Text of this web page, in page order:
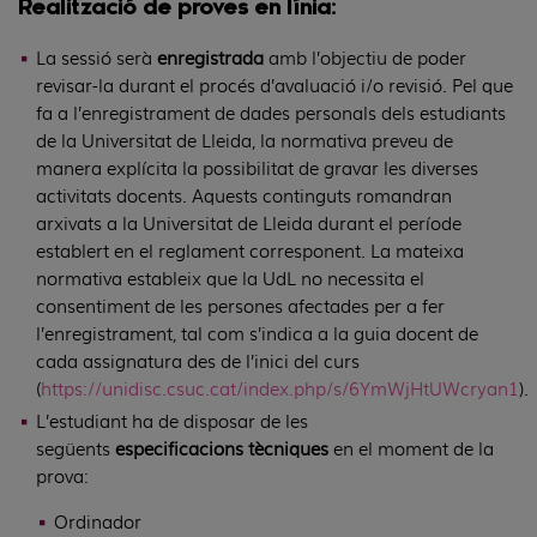
Realització de proves en línia:
La sessió serà enregistradaamb l’objectiu de poder
revisar-la durant el procés d’avaluació i/o revisió. Pel que
fa a l’enregistrament de dades personals dels estudiants
de la Universitat de Lleida, la normativa preveu de
manera explícita la possibilitat de gravar les diverses
activitats docents. Aquests continguts romandran
arxivats a la Universitat de Lleida durant el període
establert en el reglament corresponent. La mateixa
normativa estableix que la UdL no necessita el
consentiment de les persones afectades per a fer
l’enregistrament, tal com s’indica a la guia docent de
cada assignatura des de l’inici del curs
(https://unidisc.csuc.cat/index.php/s/6YmWjHtUWcryan1).
L’estudiant ha de disposar de les
següentsespecificacions tècniquesen el moment de la
prova:
Ordinador